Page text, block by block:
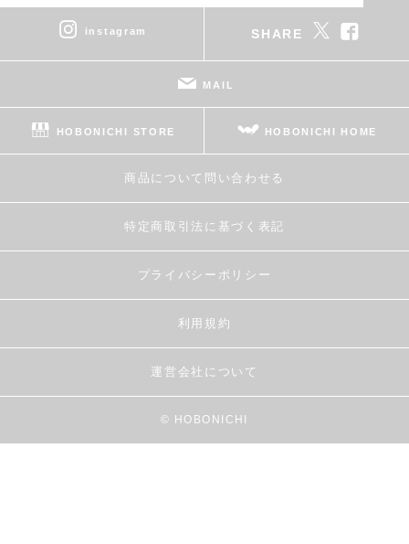
instagram SHARE
MAIL
HOBONICHI STORE HOBONICHI HOME
商品について問い合わせる
特定商取引法に基づく表記
プライバシーポリシー
利用規約
運営会社について
© HOBONICHI